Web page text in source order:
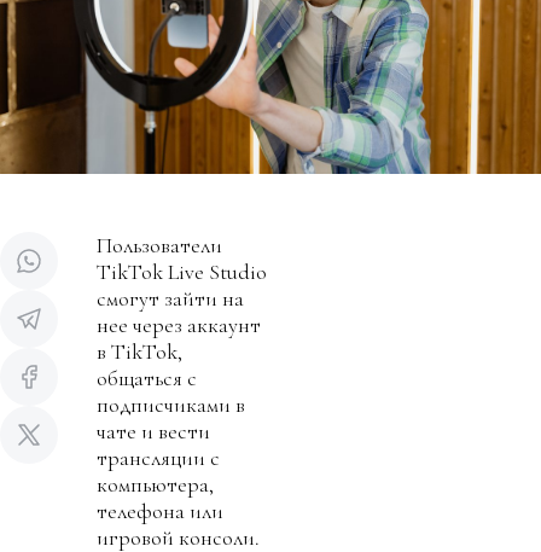
Пользователи
TikTok Live Studio
смогут зайти на
нее через аккаунт
в TikTok,
общаться с
подписчиками в
чате и вести
трансляции с
компьютера,
телефона или
игровой консоли.